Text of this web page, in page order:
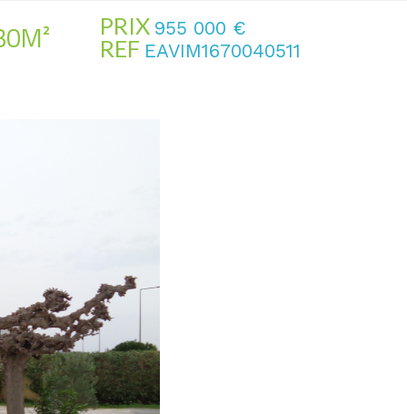
PRIX 955 000 €
REF EAVIM1670040511